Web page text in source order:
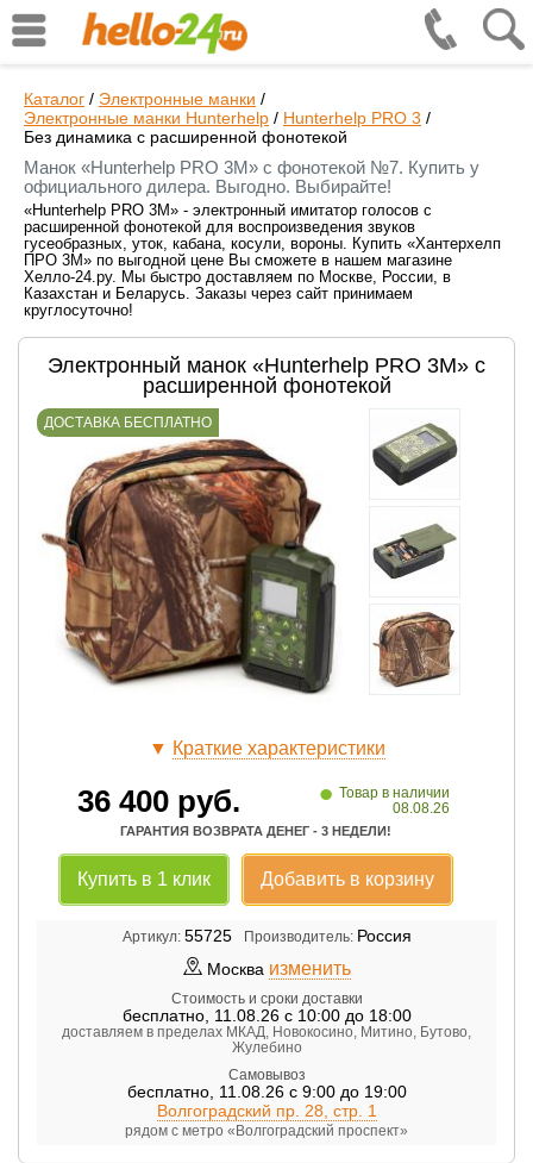
Каталог / Электронные манки /
Электронные манки Hunterhelp / Hunterhelp PRO 3 /
Без динамика с расширенной фонотекой
Манок «Hunterhelp PRO 3M» с фонотекой №7. Купить у
официального дилера. Выгодно. Выбирайте!
«Hunterhelp PRO 3M» - электронный имитатор голосов с
расширенной фонотекой для воспроизведения звуков
гусеобразных, уток, кабана, косули, вороны. Купить «Хантерхелп
ПРО 3M» по выгодной цене Вы сможете в нашем магазине
Хелло-24.ру. Мы быстро доставляем по Москве, России, в
Казахстан и Беларусь. Заказы через сайт принимаем
круглосуточно!
Электронный манок «Hunterhelp PRO 3M» с
расширенной фонотекой
ДОСТАВКА БЕСПЛАТНО
▼ Краткие характеристики
36 400руб. • Товар в наличии
08.08.26
ГАРАНТИЯ ВОЗВРАТА ДЕНЕГ - 3 НЕДЕЛИ!
Купить в 1 клик Добавить в корзину
Артикул: 55725 Производитель: Россия
Москва изменить
Стоимость и сроки доставки
бесплатно, 11.08.26 с 10:00 до 18:00
доставляем в пределах МКАД, Новокосино, Митино, Бутово,
Жулебино
Самовывоз
бесплатно, 11.08.26 с 9:00 до 19:00
Волгоградский пр. 28, стр. 1
рядом с метро «Волгоградский проспект»